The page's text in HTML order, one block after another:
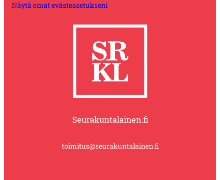
Näytä omat evästeasetukseni
Seurakuntalainen.fi
toimitus@seurakuntalainen.fi